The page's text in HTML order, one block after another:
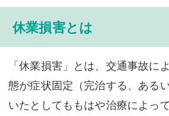
休業損害とは
「休業損害」とは、交通事故に
態が症状固定（完治する、ある
いたとしてももはや治療によっ